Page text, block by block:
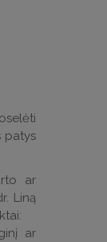
patys
ar
Liną
ar